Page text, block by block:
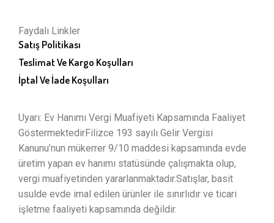
Faydalı Linkler
Satış Politikası
Teslimat Ve Kargo Koşulları
İptal Ve İade Koşulları
Uyarı: Ev Hanımı Vergi Muafiyeti Kapsamında Faaliyet
GöstermektedirFilizce 193 sayılı Gelir Vergisi
Kanunu’nun mükerrer 9/10 maddesi kapsamında evde
üretim yapan ev hanımı statüsünde çalışmakta olup,
vergi muafiyetinden yararlanmaktadır.Satışlar, basit
usulde evde imal edilen ürünler ile sınırlıdır ve ticari
işletme faaliyeti kapsamında değildir.